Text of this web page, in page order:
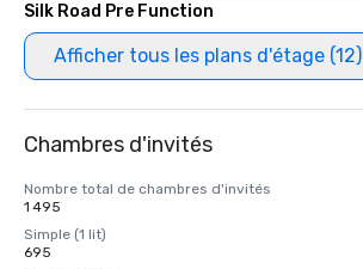
Silk Road Pre Function
Afficher tous les plans d'étage (12)
Chambres d'invités
Nombre total de chambres d'invités
1 495
Simple (1 lit)
695